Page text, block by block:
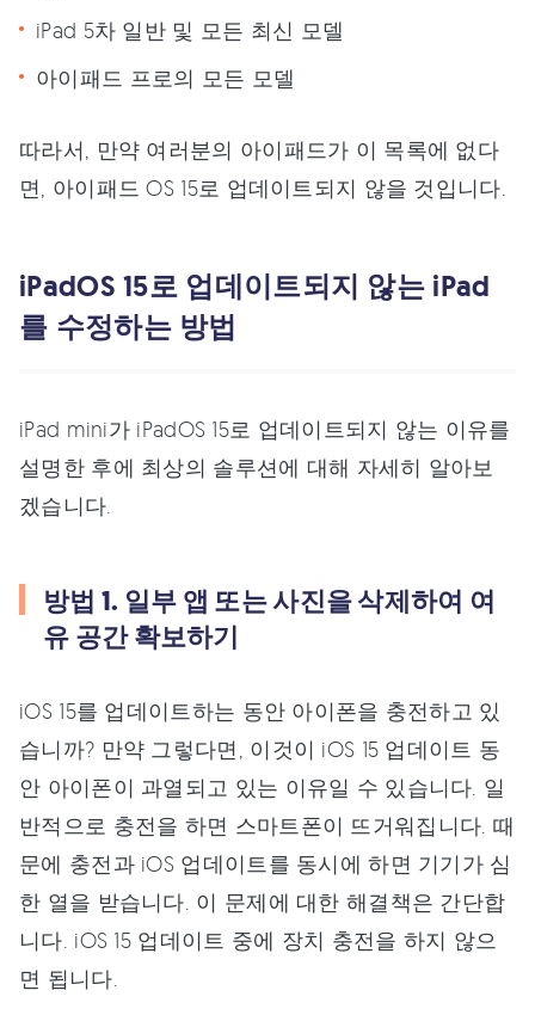
iPad 5차 일반 및 모든 최신 모델
아이패드 프로의 모든 모델
따라서, 만약 여러분의 아이패드가 이 목록에 없다
면, 아이패드 OS 15로 업데이트되지 않을 것입니다.
iPadOS 15로 업데이트되지 않는 iPad
를 수정하는 방법
iPad mini가 iPadOS 15로 업데이트되지 않는 이유를
설명한 후에 최상의 솔루션에 대해 자세히 알아보
겠습니다.
방법 1. 일부 앱 또는 사진을 삭제하여 여
유 공간 확보하기
iOS 15를 업데이트하는 동안 아이폰을 충전하고 있
습니까? 만약 그렇다면, 이것이 iOS 15 업데이트 동
안 아이폰이 과열되고 있는 이유일 수 있습니다. 일
반적으로 충전을 하면 스마트폰이 뜨거워집니다. 때
문에 충전과 iOS 업데이트를 동시에 하면 기기가 심
한 열을 받습니다. 이 문제에 대한 해결책은 간단합
니다. iOS 15 업데이트 중에 장치 충전을 하지 않으
면 됩니다.